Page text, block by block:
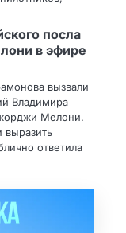
посла
в эфире
вызвали
Владимира
Мелони.
выразить
ответила